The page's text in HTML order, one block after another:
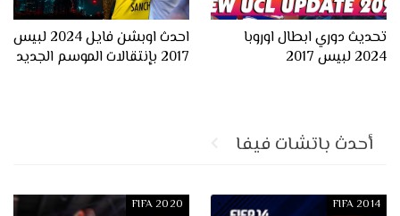
تحديث دوري ابطال اوروبا
2024 لبيس 2017
احدث اوبشن فايل 2024 لبيس
2017 بإنتقالات الموسم الجديد
أحدث باتشات فيفا
FIFA 2014
FIFA 2020